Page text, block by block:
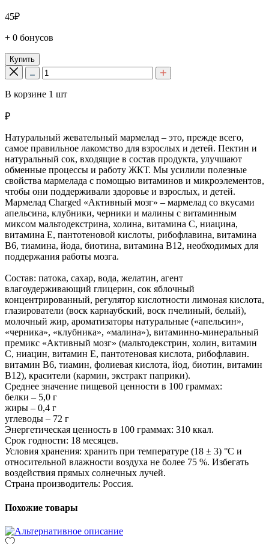
45₽
+ 0 бонусов
Купить
В корзине 1 шт
₽
Натуральный жевательный мармелад – это, прежде всего,
самое правильное лакомство для взрослых и детей. Пектин и
натуральный сок, входящие в состав продукта, улучшают
обменные процессы и работу ЖКТ. Мы усилили полезные
свойства мармелада с помощью витаминов и микроэлементов,
чтобы они поддерживали здоровье и взрослых, и детей.
Мармелад Charged «Активный мозг» – мармелад со вкусами
апельсина, клубники, черники и малины с витаминным
миксом мальтодекстрина, холина, витамина С, ниацина,
витамина Е, пантотеновой кислоты, рибофлавина, витамина
В6, тиамина, йода, биотина, витамина В12, необходимых для
поддержания работы мозга.
Состав: патока, сахар, вода, желатин, агент
влагоудерживающий глицерин, сок яблочный
концентрированный, регулятор кислотности лимоная кислота,
глазирователи (воск карнаубский, воск пчелиный, белый),
молочный жир, ароматизаторы натуральные («апельсин»,
«черника», «клубника», «малина»), витаминно-минеральный
премикс «Активный мозг» (мальтодекстрин, холин, витамин
С, ниацин, витамин Е, пантотеновая кислота, рибофлавин.
витамин В6, тиамин, фолиевая кислота, йод, биотин, витамин
В12), красители (кармин, экстракт паприки).
Среднее значение пищевой ценности в 100 граммах:
белки – 5,0 г
жиры – 0,4 г
углеводы – 72 г
Энергетическая ценность в 100 граммах: 310 ккал.
Срок годности: 18 месяцев.
Условия хранения: хранить при температуре (18 ± 3) °C и
относительной влажности воздуха не более 75 %. Избегать
воздействия прямых солнечных лучей.
Страна производитель: Россия.
Похожие товары